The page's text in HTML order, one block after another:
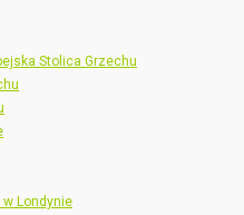
Stolica Grzechu
Londynie